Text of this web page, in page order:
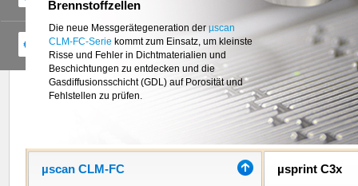
präsentiert NanoFocus die
neueste Ausbaustufe des Highspeed-
Sensors. Bei10-fach höherer axialer
Auflösung und einer lateralen Auflösung bis
0,5 µmerfasst µsprint C3x mit seinen 256
Kanälen mehr als5 Millionen 3D-Messpunkte
pro Sekunde.
Brennstoffzellen
Die neue Messgerätegeneration der µscan
CLM-FC-Serie kommt zum Einsatz, um kleinste
Risse und Fehler in Dichtmaterialien und
Beschichtungen zu entdecken und die
Gasdiffusionsschicht (GDL) auf Porosität und
Fehlstellen zu prüfen.
µsprint C3x
µscan CLM-FC